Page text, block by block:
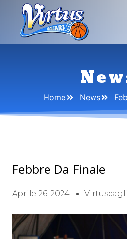
Home News
Febbre Da Finale
Aprile 26, 2024